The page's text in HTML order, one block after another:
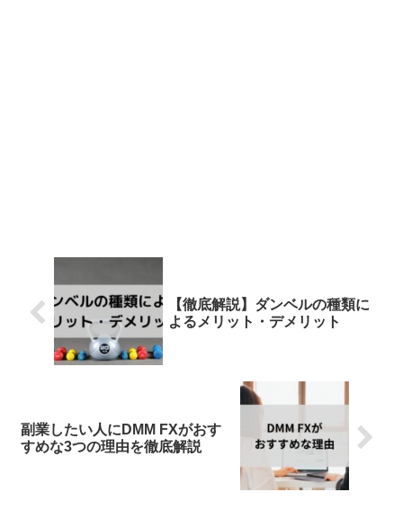
【徹底解説】ダンベルの種類に
よるメリット・デメリット
副業したい人にDMM FXがおす
すめな3つの理由を徹底解説